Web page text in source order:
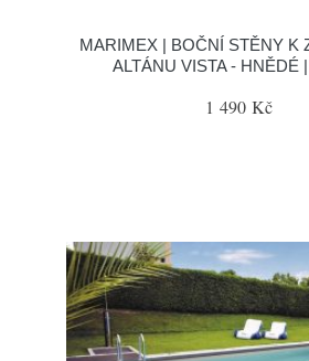
MARIMEX | BOČNÍ STĚNY K
ALTÁNU VISTA - HNĚDÉ
1 490 Kč